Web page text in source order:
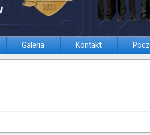
Galeria Kontakt